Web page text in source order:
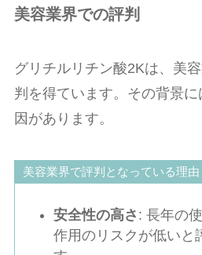
美容業界での評判
グリチルリチン酸2Kは、美
判を得ています。その背景
因があります。
美容業界で評判となっている理由
安全性の高さ : 長年の
作用のリスクが低いと